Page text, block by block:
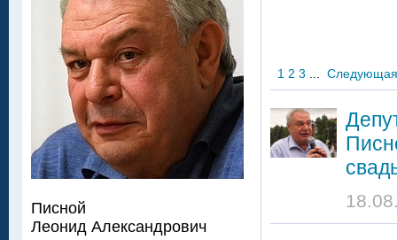
1 2 3 Следующая
Писной
Леонид Александрович